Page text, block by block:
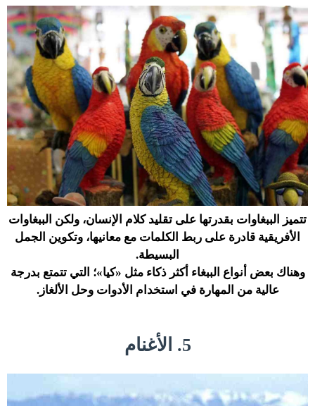
تتميز الببغاوات بقدرتها على تقليد كلام الإنسان، ولكن الببغاوات
الأفريقية قادرة على ربط الكلمات مع معانيها، وتكوين الجمل
البسيطة.
وهناك بعض أنواع الببغاء أكثر ذكاء مثل «كيا»؛ التي تتمتع بدرجة
عالية من المهارة في استخدام الأدوات وحل الألغاز.
5. الأغنام